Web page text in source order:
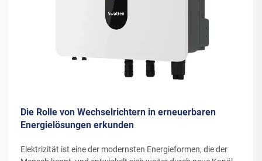
Die Rolle von Wechselrichtern in erneuerbaren
Energielösungen erkunden
Elektrizität ist eine der modernsten Energieformen, die der